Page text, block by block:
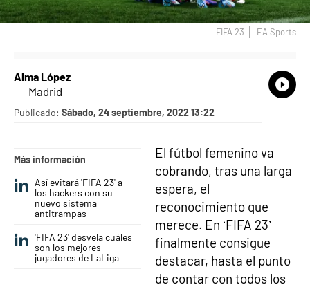
FIFA 23 EA Sports
Alma López
Madrid
Publicado: Sábado, 24 septiembre, 2022 13:22
Más información
Así evitará 'FIFA 23' a
los hackers con su
nuevo sistema
antitrampas
'FIFA 23' desvela cuáles
son los mejores
jugadores de LaLiga
El fútbol femenino va
cobrando, tras una larga
espera, el
reconocimiento que
merece. En ‘FIFA 23’
finalmente consigue
destacar, hasta el punto
de contar con todos los